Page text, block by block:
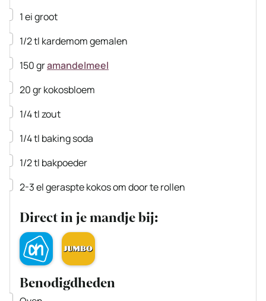
▢
1eigroot
▢
1/2tl kardemomgemalen
▢
150gramandelmeel
▢
20grkokosbloem
▢
1/4tlzout
▢
1/4tl baking soda
▢
1/2tl bakpoeder
▢
2-3elgeraspte kokosom door te rollen
Direct in je mandje bij:
Benodigdheden